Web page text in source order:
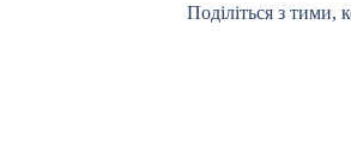
Поділіться з тими,